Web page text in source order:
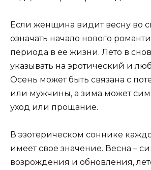
Если женщина видит весну во
означать начало нового
периода в ее жизни. Лето в
указывать на эротический и
Осень может быть связана с
или мужчины, а зима может
уход или прощание.
В эзотерическом соннике
имеет свое значение. Весна –
возрождения и обновления,